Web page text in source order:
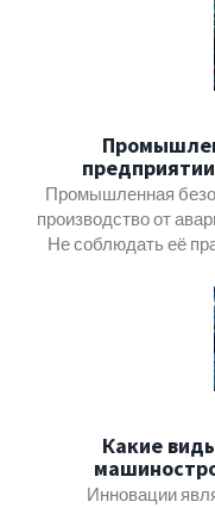
Промышленная
производство от
Не соблюдать её
что входит в
почему этим нельзя
реально снизить
которые можно
полезна всем — от
Какие
Инновации